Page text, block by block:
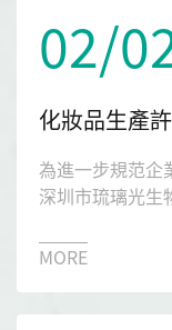
與持續競爭力。
02/
化妝品生產
為進一步規范企
深圳市琉璃光生
狀態化妝品生產
MORE